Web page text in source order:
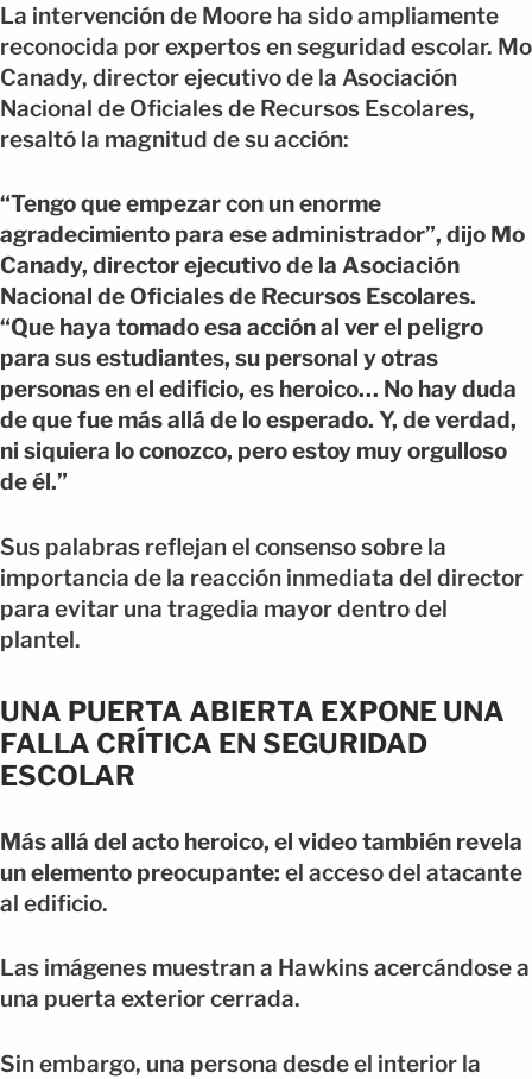
La intervención de Moore ha sido ampliamente
reconocida por expertos en seguridad escolar. Mo
Canady, director ejecutivo de la Asociación
Nacional de Oficiales de Recursos Escolares,
resaltó la magnitud de su acción:
“Tengo que empezar con un enorme
agradecimiento para ese administrador”, dijo Mo
Canady, director ejecutivo de la Asociación
Nacional de Oficiales de Recursos Escolares.
“Que haya tomado esa acción al ver el peligro
para sus estudiantes, su personal y otras
personas en el edificio, es heroico… No hay duda
de que fue más allá de lo esperado. Y, de verdad,
ni siquiera lo conozco, pero estoy muy orgulloso
de él.”
Sus palabras reflejan el consenso sobre la
importancia de la reacción inmediata del director
para evitar una tragedia mayor dentro del
plantel.
UNA PUERTA ABIERTA EXPONE UNA
FALLA CRÍTICA EN SEGURIDAD
ESCOLAR
Más allá del acto heroico, el video también revela
un elemento preocupante: el acceso del atacante
al edificio.
Las imágenes muestran a Hawkins acercándose a
una puerta exterior cerrada.
Sin embargo, una persona desde el interior la